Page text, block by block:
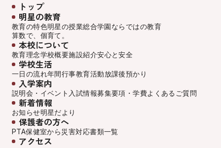
トップ
明星の教育
教育の特色明星の授業総合学園ならではの教育
算数で、個育て。
本校について
教育理念学校概要施設紹介安心と安全
学校生活
一日の流れ年間行事教育活動放課後預かり
入学案内
説明会・イベント 入試情報募集要項・学費よくあるご質問
新着情報
お知らせ明星だより
保護者の方へ
PTA保健室から災害対応書類一覧
アクセス